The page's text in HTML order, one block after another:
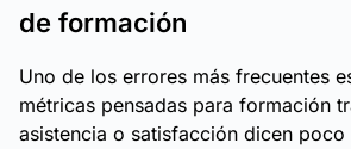
de formación
Uno de los errores más frecuentes
métricas pensadas para formación
asistencia o satisfacción dicen poco